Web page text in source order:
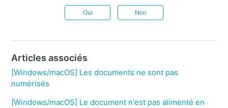
Oui Non
Articles associés
[Windows/macOS] Les documents ne sont pas
numérisés
[Windows/macOS] Le document n'est pas alimenté en